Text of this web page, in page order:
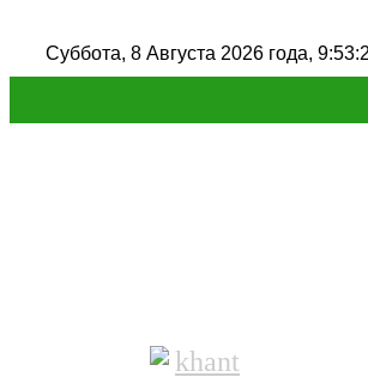
Суббота, 8 Августа 2026 года,